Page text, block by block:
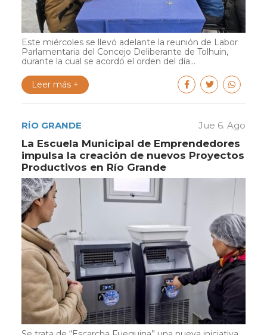
Este miércoles se llevó adelante la reunión de Labor
Parlamentaria del Concejo Deliberante de Tolhuin,
durante la cual se acordó el orden del día...
Leer más +
RÍO GRANDE Jue 6. Ago
La Escuela Municipal de Emprendedores
impulsa la creación de nuevos Proyectos
Productivos en Río Grande